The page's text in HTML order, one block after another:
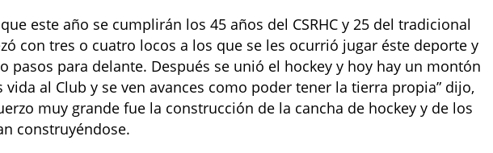
este año se cumplirán los 45 años del CSRHC y 25 del tradicional
con tres o cuatro locos a los que se les ocurrió jugar éste deporte y
pasos para delante. Después se unió el hockey y hoy hay un montón
al Club y se ven avances como poder tener la tierra propia” dijo,
muy grande fue la construcción de la cancha de hockey y de los
construyéndose.